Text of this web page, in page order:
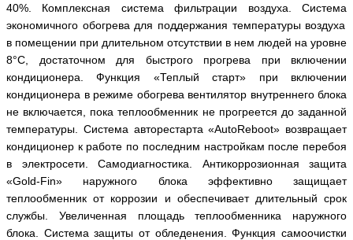
40%. Комплексная система фильтрации воздуха. Система
экономичного обогрева для поддержания температуры воздуха
в помещении при длительном отсутствии в нем людей на уровне
8°С, достаточном для быстрого прогрева при включении
кондиционера. Функция «Теплый старт» при включении
кондиционера в режиме обогрева вентилятор внутреннего блока
не включается, пока теплообменник не прогреется до заданной
температуры. Система авторестарта «AutoReboot» возвращает
кондиционер к работе по последним настройкам после перебоя
в электросети. Самодиагностика. Антикоррозионная защита
«Gold-Fin» наружного блока эффективно защищает
теплообменник от коррозии и обеспечивает длительный срок
службы. Увеличенная площадь теплообменника наружного
блока. Система защиты от обледенения. Функция самоочистки